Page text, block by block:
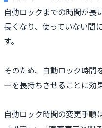
自動ロックまでの時間が長
長くなり、使っていない間
す。
そのため、自動ロック時間
ーを長持ちさせることに効
自動ロック時間の変更手順